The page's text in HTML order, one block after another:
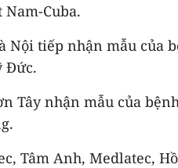
Cuba.
Nội tiếp nhận mẫu của
Đức.
Tây nhận mẫu của
Tâm Anh, Medlatec,